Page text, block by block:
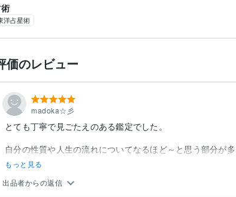
洋占星術
価のレビュー
madoka☆彡
とても丁寧で見ごたえのある鑑定でした。
自分の性質や人生の流れについてなるほど～と思う部分が
い内容でした。
もっと見る
出品者からの返信